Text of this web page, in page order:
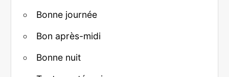
Bonne journée
Bon après-midi
Bonne nuit